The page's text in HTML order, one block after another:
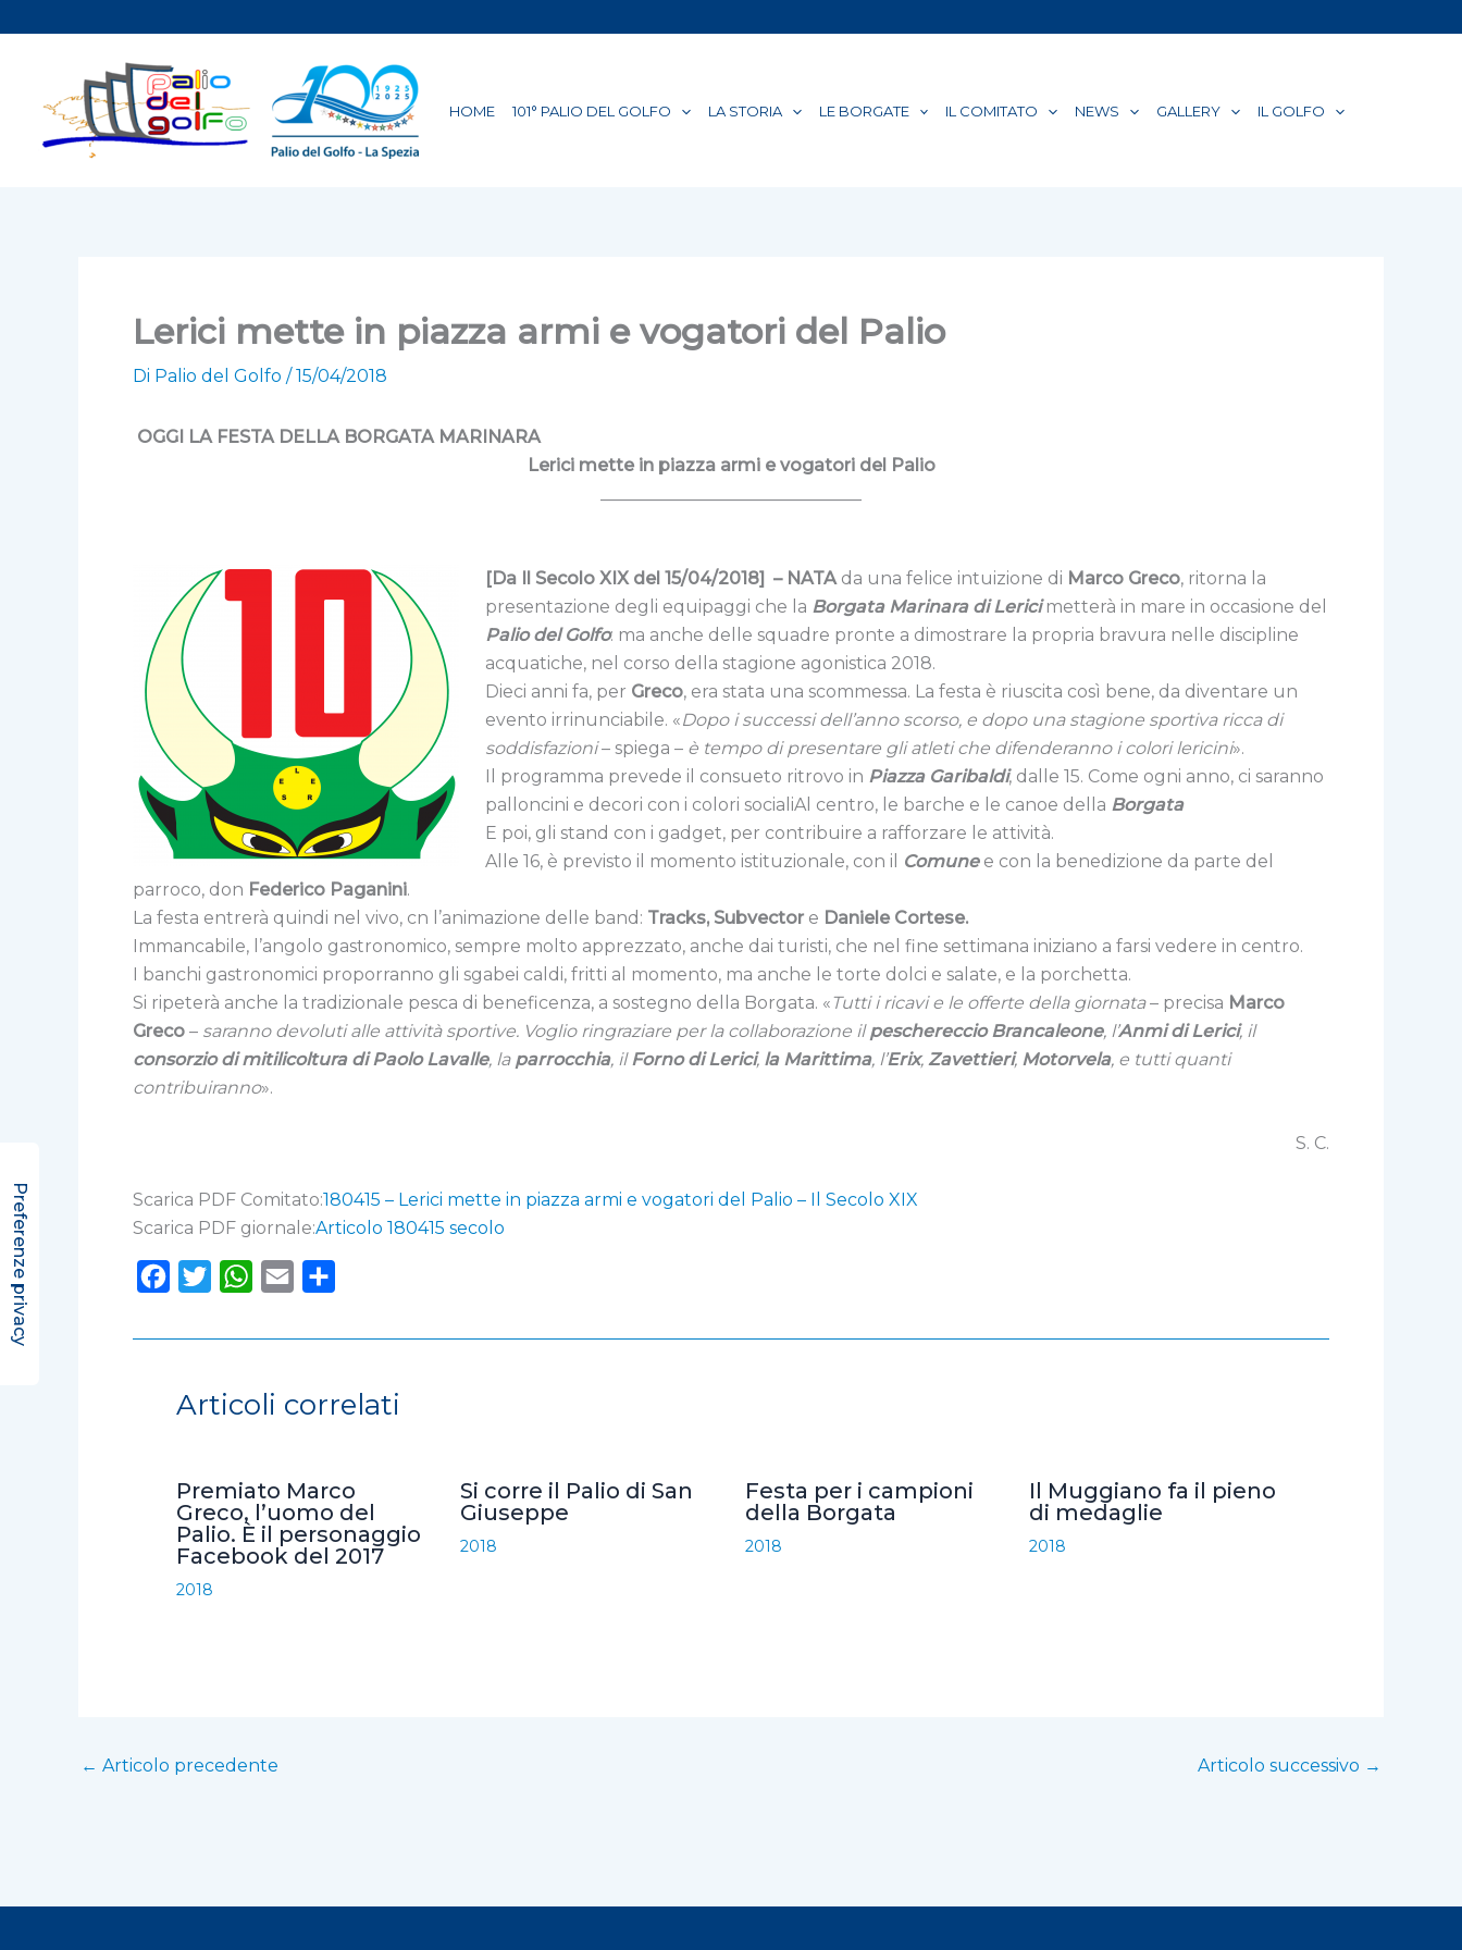
al
HOME 101° PALIO DEL GOLFO LA STORIA LE BORGATE IL COMITATO NEWS GALLERY IL GOLFO
Lerici mette in piazza armi e vogatori del Palio
Di Palio del Golfo /15/04/2018
OGGI LA FESTA DELLA BORGATA MARINARA
Lerici mette in piazza armi e vogatori del Palio
[Da Il Secolo XIX del 15/04/2018] – NATA da una felice intuizione di Marco Greco, ritorna la
presentazione degli equipaggi che la Borgata Marinara di Lericimetterà in mare in occasione del
Palio del Golfo: ma anche delle squadre pronte a dimostrare la propria bravura nelle discipline
acquatiche, nel corso della stagione agonistica 2018.
Dieci anni fa, per Greco, era stata una scommessa. La festa è riuscita così bene, da diventare un
evento irrinunciabile. «Dopo i successi dell’anno scorso, e dopo una stagione sportiva ricca di
soddisfazioni– spiega – è tempo di presentare gli atleti che difenderanno i colori lericini».
Il programma prevede il consueto ritrovo in Piazza Garibaldi, dalle 15. Come ogni anno, ci saranno
palloncini e decori con i colori socialiAl centro, le barche e le canoe della Borgata
E poi, gli stand con i gadget, per contribuire a rafforzare le attività.
Alle 16, è previsto il momento istituzionale, con il
Comunee con la benedizione da parte del
parroco, don Federico Paganini.
La festa entrerà quindi nel vivo, cn l’animazione delle band: Tracks, Subvector e Daniele Cortese.
Immancabile, l’angolo gastronomico, sempre molto apprezzato, anche dai turisti, che nel fine settimana iniziano a farsi vedere in centro.
I banchi gastronomici proporranno gli sgabei caldi, fritti al momento, ma anche le torte dolci e salate, e la porchetta.
Si ripeterà anche la tradizionale pesca di beneficenza, a sostegno della Borgata. «Tutti i ricavi e le offerte della giornata– precisa Marco
Greco – saranno devoluti alle attività sportive. Voglio ringraziare per la collaborazione ilpeschereccio Brancaleone, l’Anmi di Lerici, il
consorzio di mitilicoltura di Paolo Lavalle, la parrocchia, il Forno di Lerici, la Marittima, l’Erix, Zavettieri, Motorvela, e tutti quanti
contribuiranno».
S. C.
Scarica PDF Comitato:180415 – Lerici mette in piazza armi e vogatori del Palio – Il Secolo XIX
Scarica PDF giornale:Articolo 180415 secolo
c
b
k
i
t
W
a
s
p
a
l
n
i
d
i
Articoli correlati
Premiato Marco
Greco, l’uomo del
Palio. È il personaggio
Facebook del 2017
2018
Si corre il Palio di San
Giuseppe
2018
Festa per i campioni
della Borgata
2018
Il Muggiano fa il pieno
di medaglie
2018
← Articolo precedente Articolo successivo →